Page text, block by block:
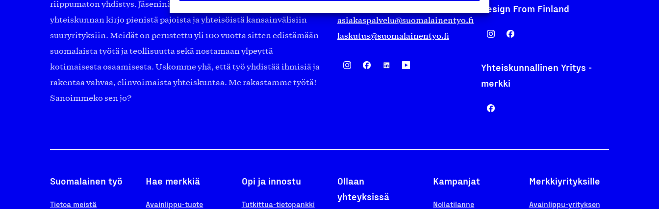
riippumaton yhdistys. Jäseninämme on koko suomalaisen
yhteiskunnan kirjo pienistä pajoista ja yhteisöistä kansainvälisiin
suuryrityksiin. Meidät on perustettu yli 100 vuotta sitten edistämään
suomalaista työtä ja teollisuutta sekä nostamaan ylpeyttä
kotimaisesta osaamisesta. Uskomme yhä, että työ yhdistää ihmisiä ja
rakentaa vahvaa, elinvoimaista yhteiskuntaa. Me rakastamme työtä!
Sanoimmeko sen jo?
asiakaspalvelu@suomalainentyo.fi
laskutus@suomalainentyo.fi
Design From Finland
Yhteiskunnallinen Yritys -
merkki
Suomalainen työ
Tietoa meistä
Hae merkkiä
Avainlippu-tuote
Opi ja innostu
Tutkittua-tietopankki
Ollaan
yhteyksissä
Kampanjat
Nollatilanne
Merkkiyrityksille
Avainlippu-yrityksen